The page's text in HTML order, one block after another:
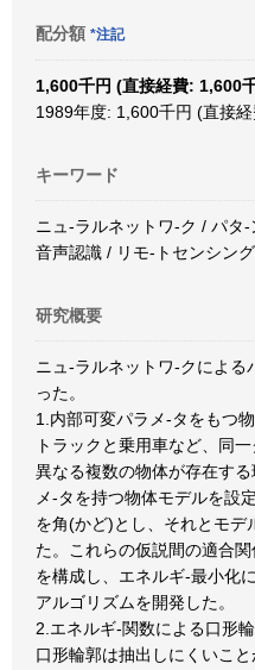
配分額 *注記
1,600千円 (直接経費: 1,600
1989年度: 1,600千円 (直接
キーワード
ニュ-ラルネットワ-ク / パタ
音声認識 / リモ-トセンシン
研究概要
ニュ-ラルネットワ-クによる
った。
1.内部可変パラメ-タをもつ
トラックと乗用車など、同
異なる複数の物体が存在す
メ-タを持つ物体モデルを設
を角(かど)とし、それとモデ
た。これらの仮説間の適合
を構成し、エネルギ-最小化
アルゴリズムを開発した。
2.エネルギ-関数による口形
口形輪郭は抽出しにくいこ